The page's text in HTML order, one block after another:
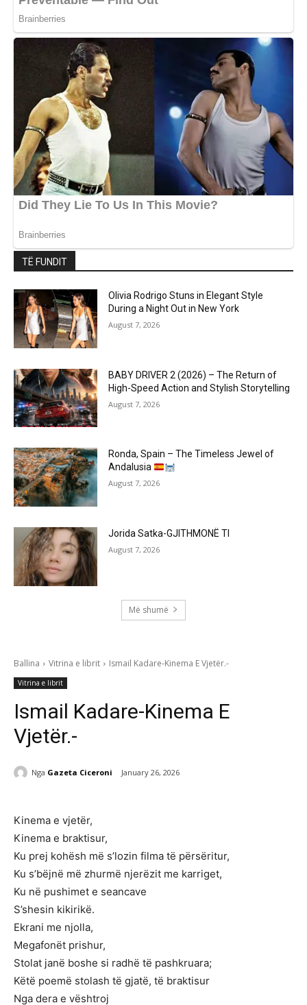
TË FUNDIT
Olivia Rodrigo Stuns in Elegant Style
During a Night Out in New York
August 7, 2026
BABY DRIVER 2 (2026) – The Return of
High-Speed Action and Stylish Storytelling
August 7, 2026
Ronda, Spain – The Timeless Jewel of
Andalusia
August 7, 2026
Jorida Satka-GJITHMONË TI
August 7, 2026
Më shumë